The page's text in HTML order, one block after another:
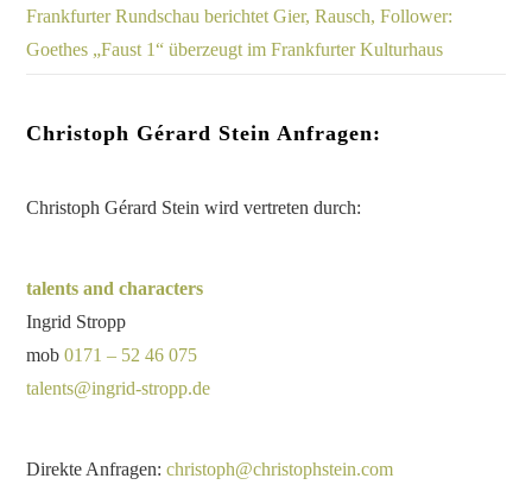
Frankfurter Rundschau berichtet Gier, Rausch, Follower:
Goethes „Faust 1“ überzeugt im Frankfurter Kulturhaus
Christoph Gérard Stein Anfragen:
Christoph Gérard Stein wird vertreten durch:
talents and characters
Ingrid Stropp
mob0171 – 52 46 075
talents@ingrid-stropp.de
Direkte Anfragen:christoph@christophstein.com